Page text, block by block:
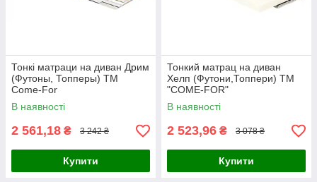
Тонкі матраци на диван Дрим
(Футоны, Топперы) ТМ
Come-For
В наявності
2 561,18 ₴ 3 242 ₴
Купити
Тонкий матрац на диван
Хелп (Футони,Топпери) ТМ
"COME-FOR"
В наявності
2 523,96 ₴ 3 078 ₴
Купити